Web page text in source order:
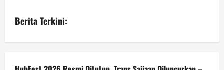
Berita Terkini: